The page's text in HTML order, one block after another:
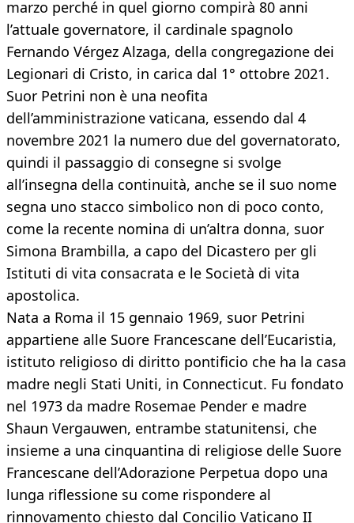
marzo perché in quel giorno compirà 80 anni
l’attuale governatore, il cardinale spagnolo
Fernando Vérgez Alzaga, della congregazione dei
Legionari di Cristo, in carica dal 1° ottobre 2021.
Suor Petrini non è una neofita
dell’amministrazione vaticana, essendo dal 4
novembre 2021 la numero due del governatorato,
quindi il passaggio di consegne si svolge
all’insegna della continuità, anche se il suo nome
segna uno stacco simbolico non di poco conto,
come la recente nomina di un’altra donna, suor
Simona Brambilla, a capo del Dicastero per gli
Istituti di vita consacrata e le Società di vita
apostolica.
Nata a Roma il 15 gennaio 1969, suor Petrini
appartiene alle Suore Francescane dell’Eucaristia,
istituto religioso di diritto pontificio che ha la casa
madre negli Stati Uniti, in Connecticut. Fu fondato
nel 1973 da madre Rosemae Pender e madre
Shaun Vergauwen, entrambe statunitensi, che
insieme a una cinquantina di religiose delle Suore
Francescane dell’Adorazione Perpetua dopo una
lunga riflessione su come rispondere al
rinnovamento chiesto dal Concilio Vaticano II